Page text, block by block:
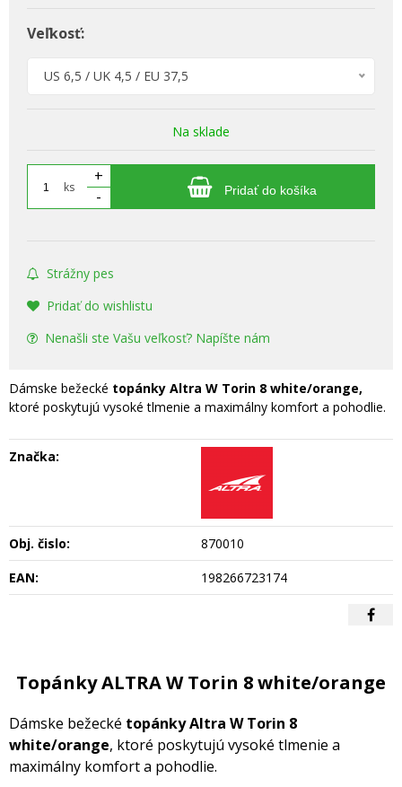
Veľkosť:
US 6,5 / UK 4,5 / EU 37,5
Na sklade
ks
+
-
Pridať do košíka
Strážny pes
Pridať do wishlistu
Nenašli ste Vašu veľkosť? Napíšte nám
Dámske bežecké topánky Altra W Torin 8 white/orange,
ktoré poskytujú vysoké tlmenie a maximálny komfort a pohodlie.
Značka:
Obj. čislo:
870010
EAN:
198266723174
Topánky ALTRA W Torin 8 white/orange
Dámske bežecké topánky Altra W Torin 8
white/orange, ktoré poskytujú vysoké tlmenie a
maximálny komfort a pohodlie.